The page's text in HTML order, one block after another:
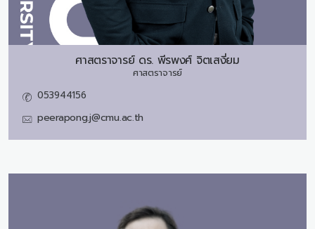
ศาสตราจารย์ ดร. พีรพงศ์ จิตเสงี่ยม
ศาสตราจารย์
053944156
peerapong.j@cmu.ac.th